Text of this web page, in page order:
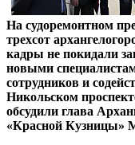
На судоремонтном
трехсот
кадры не покидали
новыми
сотрудников и
Никольском
обсудили глава
«Красной Кузницы»